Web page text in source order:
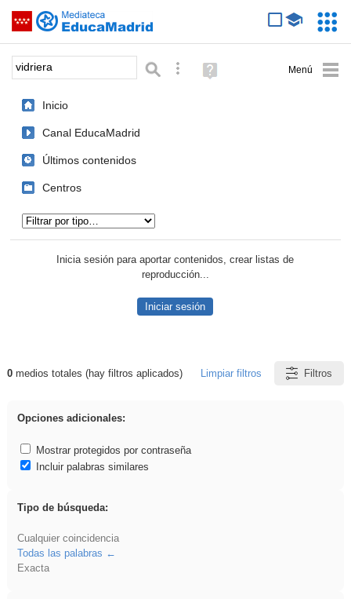
Saltar navegación
Palabra o frase: Búsqueda avanzada
Ayuda
(en
Inicio
Canal EducaMadrid
Últimos contenidos
Centros
Inicia sesión para aportar contenidos, crear listas de
reproducción...
Iniciar sesión
Resultados de: vidriera
0medios totales (hay filtros aplicados) Limpiar filtros Filtros
Opciones adicionales:
Mostrar protegidos por contraseña
Incluir palabras similares
Tipo de búsqueda:
Cualquier coincidencia
Todas las palabras
Exacta